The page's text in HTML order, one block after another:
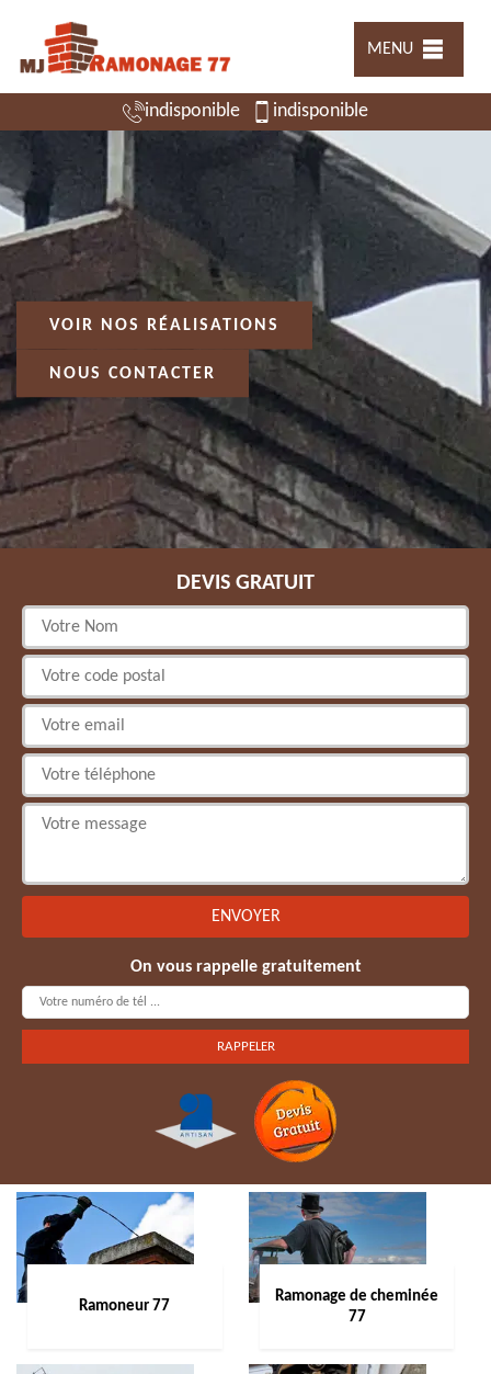
MENU
indisponible indisponible
VOIR NOS RÉALISATIONS
NOUS CONTACTER
DEVIS GRATUIT
On vous rappelle gratuitement
Ramoneur 77
Ramonage de cheminée
77